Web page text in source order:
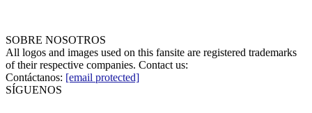
SOBRE NOSOTROS
All logos and images used on this fansite are registered trademarks
of their respective companies. Contact us:
Contáctanos: [email protected]
SÍGUENOS